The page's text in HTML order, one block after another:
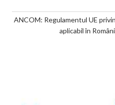
ANCOM: Regulamentul UE
aplicabil în